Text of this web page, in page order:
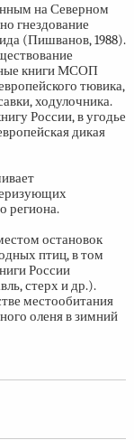
на Северном
гнездование
(Пишванов, 1988).
книги МСОП
тювика,
ходулочника.
России, в угодье
дикая
региона.
остановок
птиц, в том
России
стерх и др.).
местообитания
оленя в зимний